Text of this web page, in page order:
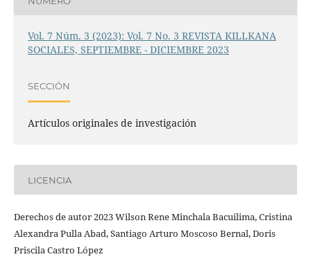
Vol. 7 Núm. 3 (2023): Vol. 7 No. 3 REVISTA KILLKANA
SOCIALES, SEPTIEMBRE - DICIEMBRE 2023
SECCIÓN
Artículos originales de investigación
LICENCIA
Derechos de autor 2023 Wilson Rene Minchala Bacuilima, Cristina
Alexandra Pulla Abad, Santiago Arturo Moscoso Bernal, Doris
Priscila Castro López